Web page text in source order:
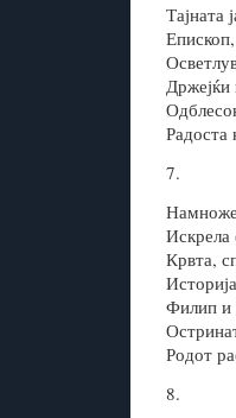
Тајната
Држејќи
Радоста
7.
Искрела
Крвта,
Филип и
Родот
8.